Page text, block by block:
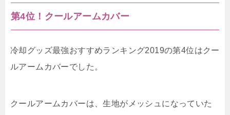
第4位！クールアームカバー
冷却グッズ最強おすすめランキング2019の第4位はクー
ルアームカバーでした。
クールアームカバーは、生地がメッシュになっていた